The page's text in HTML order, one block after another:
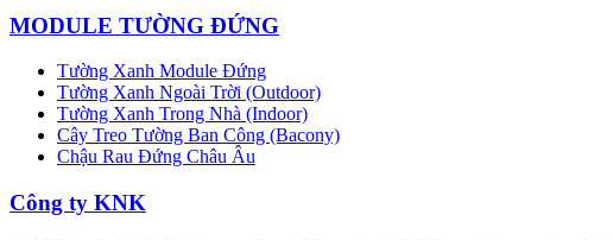
MODULE TƯỜNG ĐỨNG
Tường Xanh Module Đứng
Tường Xanh Ngoài Trời (Outdoor)
Tường Xanh Trong Nhà (Indoor)
Cây Treo Tường Ban Công (Bacony)
Chậu Rau Đứng Châu Âu
Công ty KNK